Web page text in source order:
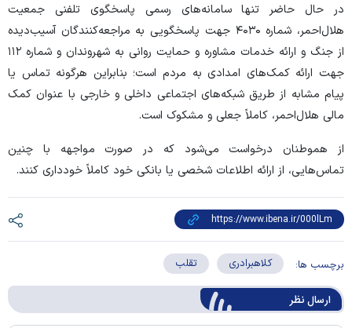
در حال حاضر تنها سامانه‌های رسمی پاسخگوی تلفنی جمعیت
هلال‌احمر، شماره ۴۰۳۰ جهت پاسخگویی به مراجعه‌کنندگان آسیب‌دیده
از جنگ و ارائه خدمات مشاوره و حمایت روانی به شهروندان و شماره ۱۱۲
جهت ارائه کمک‌های امدادی به مردم است؛ بنابراین هرگونه تماس یا
پیام مشابه از طریق شبکه‌های اجتماعی داخلی و خارجی با عنوان کمک
مالی هلال‌احمر، کاملاً جعلی و مشکوک است.
از هموطنان درخواست می‌شود که در صورت مواجهه با چنین
تماس‌هایی، از ارائه اطلاعات شخصی یا بانکی خود کاملاً خودداری کنند.
برچسب ها: کلاهبرادری تقلب
ارسال‌ نظر